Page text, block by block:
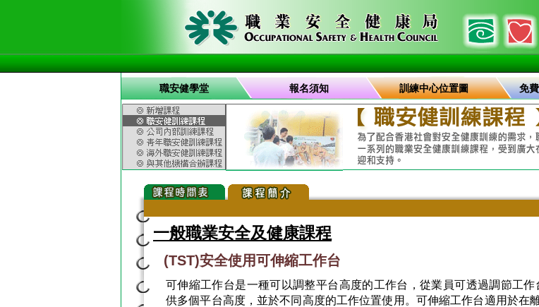
職安健學堂 報名須知 訓練中心位置圖 免
一般職業安全及健康課程
(TST)安全使用可伸縮工作台
可伸縮工作台是一種可以調整平台高度的工作台，從業員可透過調節工作
供多個平台高度，並於不同高度的工作位置使用。可伸縮工作台適用於在